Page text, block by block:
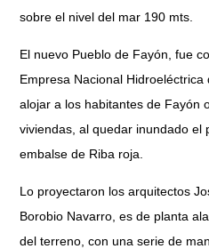
sobre el nivel del mar 190 mts.
El nuevo Pueblo de Fayón, fue
Empresa Nacional
alojar a los habitantes de Fayón
viviendas, al quedar inundado el
embalse de Riba roja.
Lo proyectaron los arquitectos
Borobio Navarro, es de planta
del terreno, con una serie de